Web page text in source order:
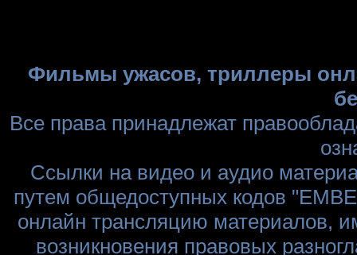
Фильмы ужасов, триллеры
Все права принадлежат
Ссылки на видео и аудио
путем общедоступных кодов
онлайн трансляцию материалов,
возникновения правовых